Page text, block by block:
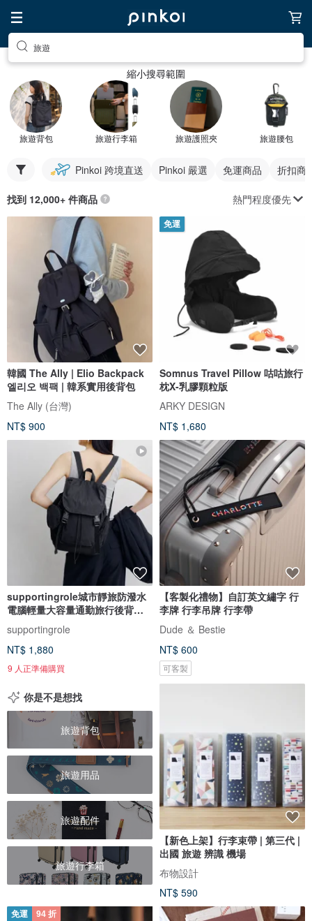
旅遊
縮小搜尋範圍
旅遊背包 旅遊行李箱 旅遊護照夾 旅遊腰包
Pinkoi 跨境直送 Pinkoi 嚴選 免運商品 折扣商
找到 12,000+ 件商品 熱門程度優先
韓國 The Ally | Elio Backpack
엘리오 백팩 | 韓系實用後背包
The Ally (台灣)
NT$ 900
免運
Somnus Travel Pillow 咕咕旅行
枕X-乳膠顆粒版
ARKY DESIGN
NT$ 1,680
supportingrole城市靜旅防潑水
電腦輕量大容量通勤旅行後背包
supportingrole
NT$ 1,880
9 人正準備購買
【客製化禮物】自訂英文繡字 行
李牌 行李吊牌 行李帶
Dude ＆ Bestie
NT$ 600
可客製
你是不是想找
旅遊背包
旅遊用品
旅遊配件
旅遊行李箱
【新色上架】行李束帶 | 第三代 |
出國 旅遊 辨識 機場
布物設計
NT$ 590
免運 94 折